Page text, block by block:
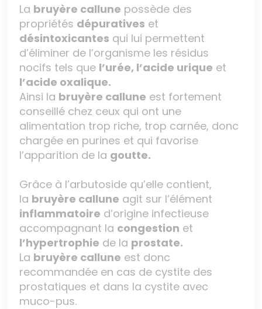
La bruyère callune possède des
propriétés dépuratives et
désintoxicantes qui lui permettent
d’éliminer de l’organisme les résidus
nocifs tels que l’urée, l’acide urique et
l’acide oxalique.
Ainsi la bruyère callune est fortement
conseillé chez ceux qui ont une
alimentation trop riche, trop carnée, donc
chargée en purines et qui favorise
l’apparition de la goutte.
Grâce à l’arbutoside qu’elle contient,
la bruyère callune agit sur l’élément
inflammatoire d’origine infectieuse
accompagnant la congestion et
l’hypertrophie de la prostate.
La bruyère callune est donc
recommandée en cas de cystite des
prostatiques et dans la cystite avec
muco-pus.